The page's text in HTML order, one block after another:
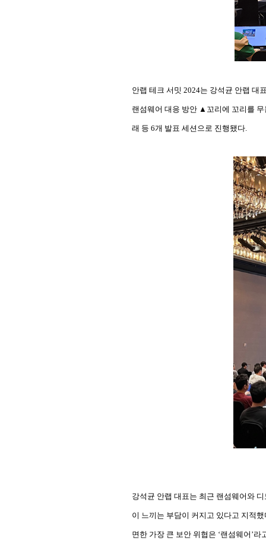
안랩 테크 서밋 2024는 강석균 안랩 대
랜섬웨어 대응 방안 ▲꼬리에 꼬리를
래 등 6개 발표 세션으로 진행됐다.
강석균 안랩 대표는 최근 랜섬웨어와 디
이 느끼는 부담이 커지고 있다고 지적
면한 가장 큰 보안 위협은 ‘랜섬웨어’라